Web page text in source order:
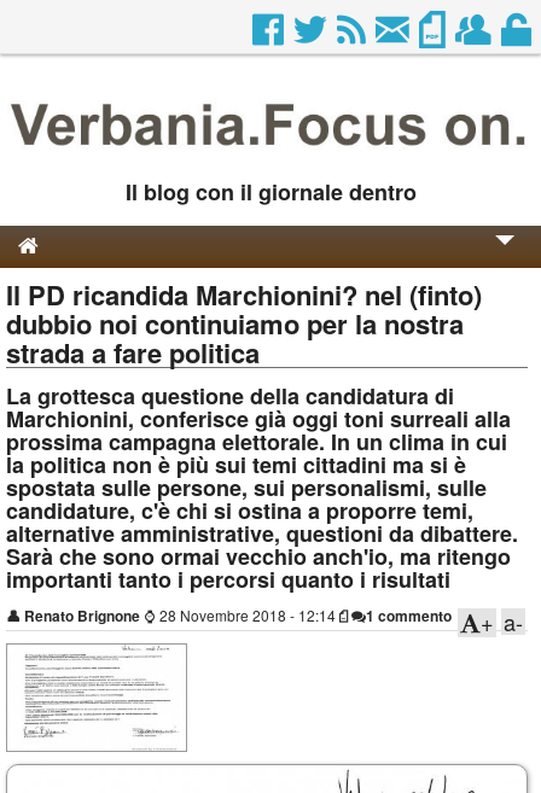
Il blog con il giornale dentro
Genesi e Storia
Contatti
Il PD ricandida Marchionini? nel (finto)
dubbio noi continuiamo per la nostra
strada a fare politica
La grottesca questione della candidatura di
Marchionini, conferisce già oggi toni surreali alla
prossima campagna elettorale. In un clima in cui
la politica non è più sui temi cittadini ma si è
spostata sulle persone, sui personalismi, sulle
candidature, c'è chi si ostina a proporre temi,
alternative amministrative, questioni da dibattere.
Sarà che sono ormai vecchio anch'io, ma ritengo
importanti tanto i percorsi quanto i risultati
👤 Renato Brignone ⌚ 28 Novembre 2018 - 12:14 1 commento a-
+